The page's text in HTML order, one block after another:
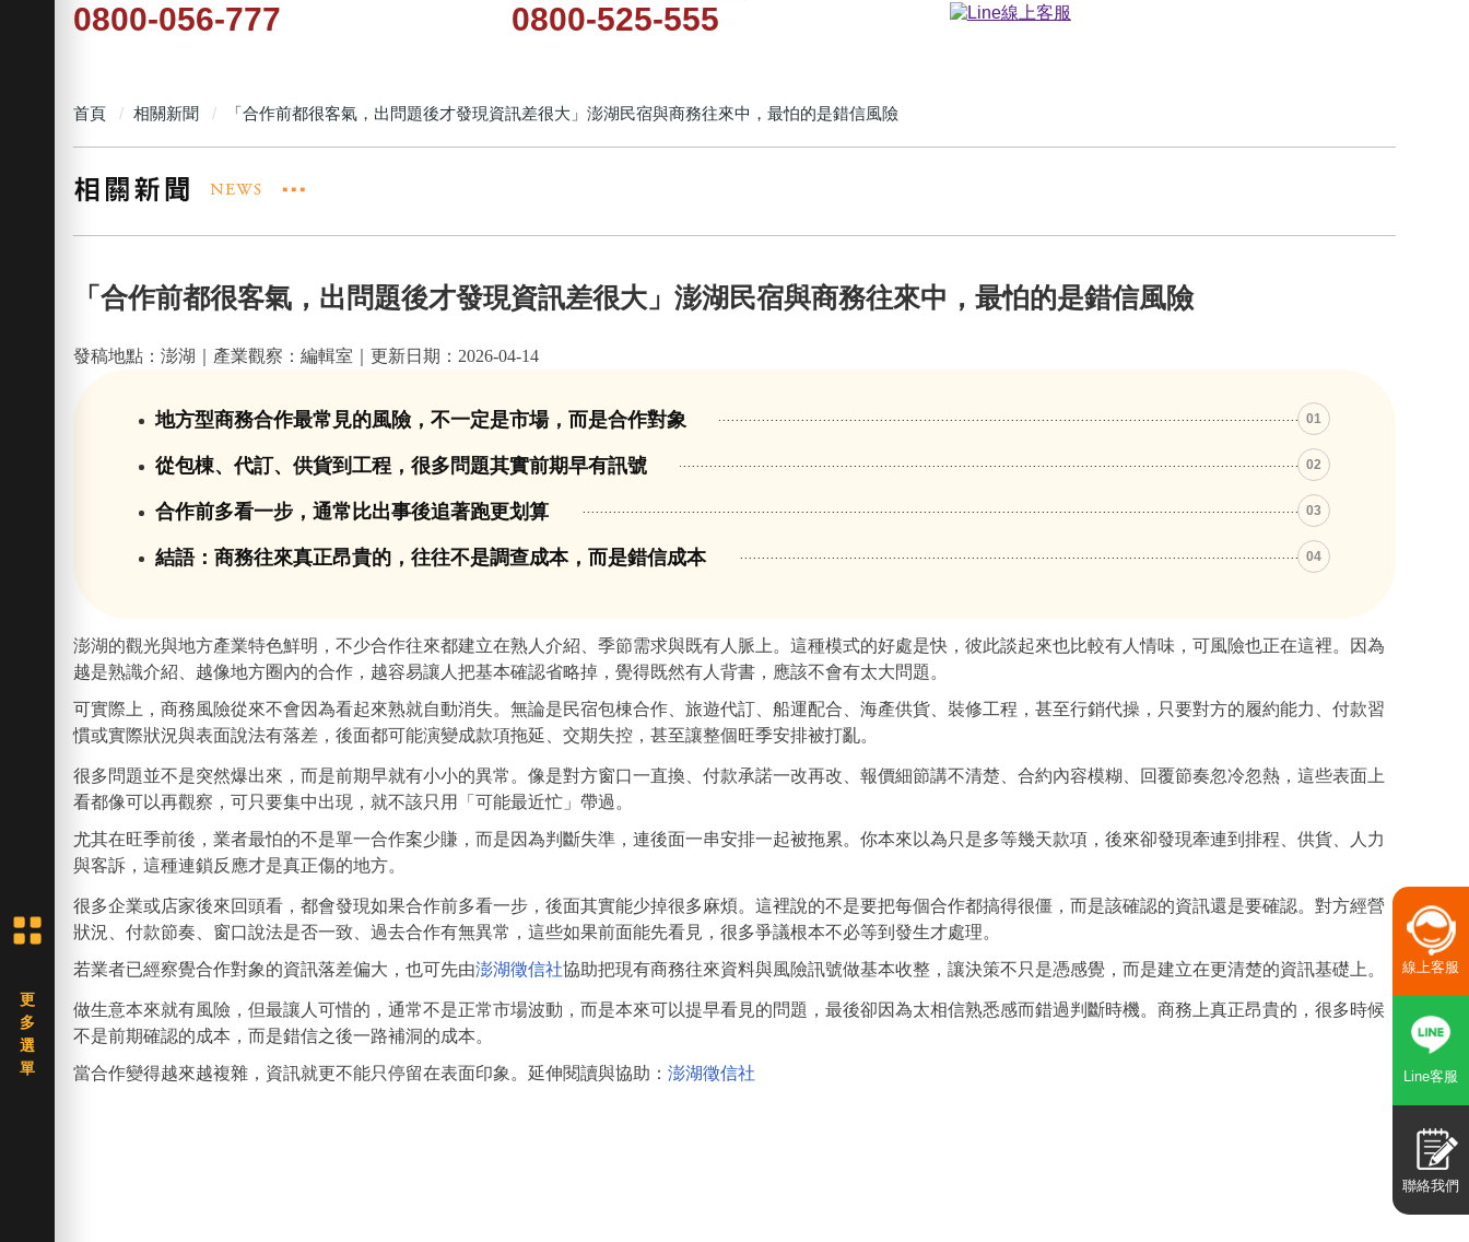
0800-056-777 0800-525-555
首頁 相關新聞 「合作前都很客氣，出問題後才發現資訊差很大」澎湖民宿與商務往來中，最怕的是錯信風險
「合作前都很客氣，出問題後才發現資訊差很大」澎湖民宿與商務往來中，最怕的是錯信風險
發稿地點：澎湖｜產業觀察：編輯室｜更新日期：2026-04-14
地方型商務合作最常見的風險，不一定是市場，而是合作對象 01
從包棟、代訂、供貨到工程，很多問題其實前期早有訊號 02
合作前多看一步，通常比出事後追著跑更划算 03
結語：商務往來真正昂貴的，往往不是調查成本，而是錯信成本 04
澎湖的觀光與地方產業特色鮮明，不少合作往來都建立在熟人介紹、季節需求與既有人脈上。這種模式的好處是快，彼此談起來也比較有人情味，可風險也正在這裡。因為
越是熟識介紹、越像地方圈內的合作，越容易讓人把基本確認省略掉，覺得既然有人背書，應該不會有太大問題。
可實際上，商務風險從來不會因為看起來熟就自動消失。無論是民宿包棟合作、旅遊代訂、船運配合、海產供貨、裝修工程，甚至行銷代操，只要對方的履約能力、付款習
慣或實際狀況與表面說法有落差，後面都可能演變成款項拖延、交期失控，甚至讓整個旺季安排被打亂。
很多問題並不是突然爆出來，而是前期早就有小小的異常。像是對方窗口一直換、付款承諾一改再改、報價細節講不清楚、合約內容模糊、回覆節奏忽冷忽熱，這些表面上
看都像可以再觀察，可只要集中出現，就不該只用「可能最近忙」帶過。
尤其在旺季前後，業者最怕的不是單一合作案少賺，而是因為判斷失準，連後面一串安排一起被拖累。你本來以為只是多等幾天款項，後來卻發現牽連到排程、供貨、人力
與客訴，這種連鎖反應才是真正傷的地方。
很多企業或店家後來回頭看，都會發現如果合作前多看一步，後面其實能少掉很多麻煩。這裡說的不是要把每個合作都搞得很僵，而是該確認的資訊還是要確認。對方經營
狀況、付款節奏、窗口說法是否一致、過去合作有無異常，這些如果前面能先看見，很多爭議根本不必等到發生才處理。
若業者已經察覺合作對象的資訊落差偏大，也可先由澎湖徵信社協助把現有商務往來資料與風險訊號做基本收整，讓決策不只是憑感覺，而是建立在更清楚的資訊基礎上。
做生意本來就有風險，但最讓人可惜的，通常不是正常市場波動，而是本來可以提早看見的問題，最後卻因為太相信熟悉感而錯過判斷時機。商務上真正昂貴的，很多時候
不是前期確認的成本，而是錯信之後一路補洞的成本。
當合作變得越來越複雜，資訊就更不能只停留在表面印象。延伸閱讀與協助：澎湖徵信社
線上客服
Line客服
聯絡我們